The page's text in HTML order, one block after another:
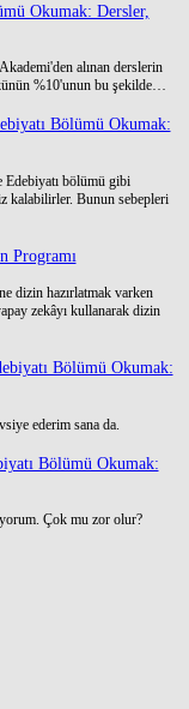
Okumak: Dersler,
alınan derslerin
%10'unun bu şekilde…
Bölümü Okumak:
bölümü gibi
kalabilirler. Bunun sebepleri
Programı
dizin hazırlatmak varken
zekâyı kullanarak dizin
Bölümü Okumak:
ederim sana da.
Bölümü Okumak:
Çok mu zor olur?